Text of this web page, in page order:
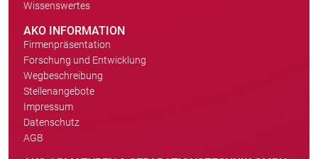
Wissenswertes
AKO INFORMATION
Firmenpräsentation
Forschung und Entwicklung
Wegbeschreibung
Stellenangebote
Impressum
Datenschutz
AGB